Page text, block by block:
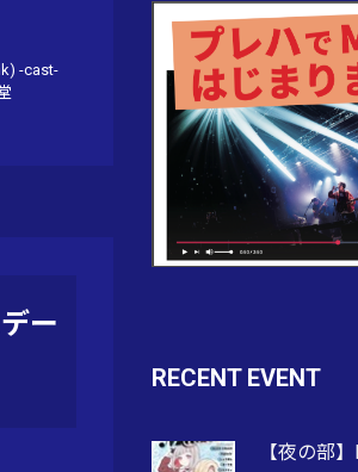
-cast-
ー
RECENT EVENT
【夜の部